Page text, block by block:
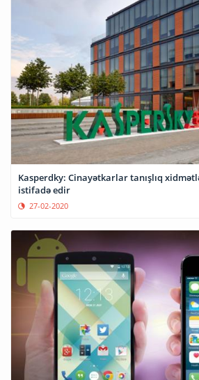
Kasperdky: Cinayətkarlar tanışlıq
istifadə edir
27-02-2020